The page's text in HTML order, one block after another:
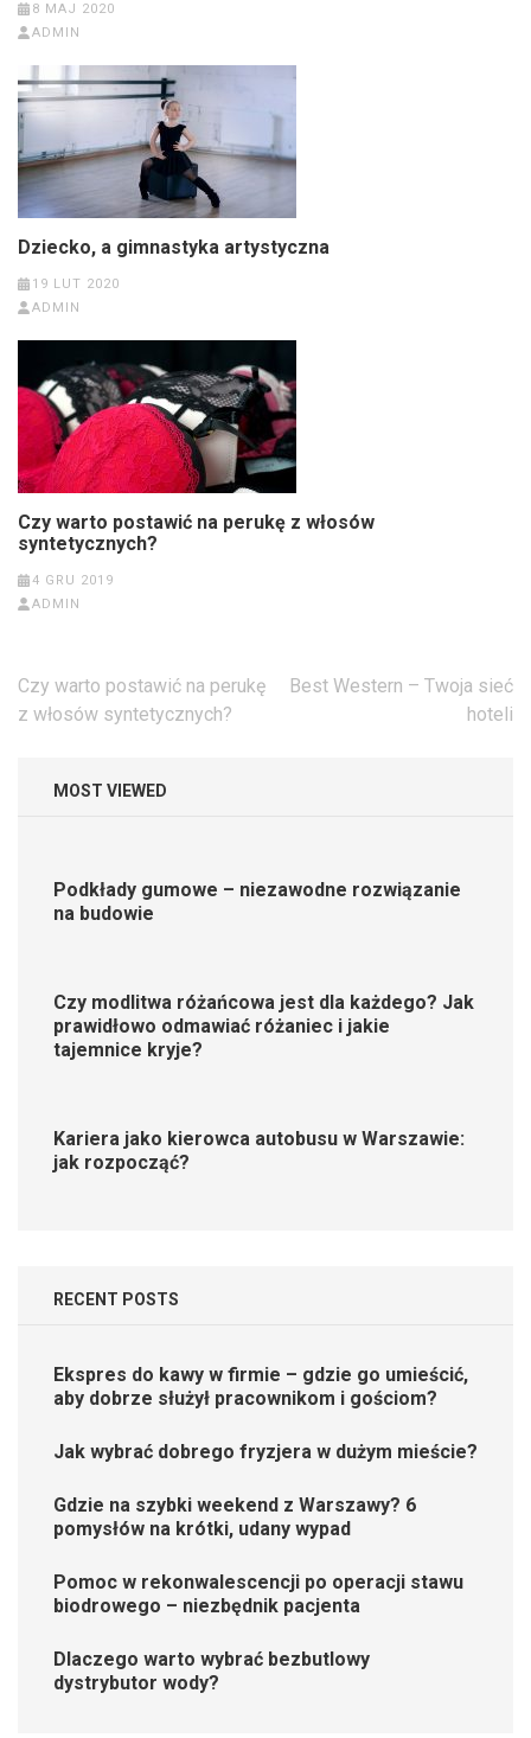
8 MAJ 2020
ADMIN
Dziecko, a gimnastyka artystyczna
19 LUT 2020
ADMIN
Czy warto postawić na perukę z włosów
syntetycznych?
4 GRU 2019
ADMIN
Nawigacja
wpisu
Czy warto postawić na perukę
z włosów syntetycznych?
Best Western – Twoja sieć
hoteli
MOST VIEWED
Podkłady gumowe – niezawodne rozwiązanie
na budowie
Czy modlitwa różańcowa jest dla każdego? Jak
prawidłowo odmawiać różaniec i jakie
tajemnice kryje?
Kariera jako kierowca autobusu w Warszawie:
jak rozpocząć?
RECENT POSTS
Ekspres do kawy w firmie – gdzie go umieścić,
aby dobrze służył pracownikom i gościom?
Jak wybrać dobrego fryzjera w dużym mieście?
Gdzie na szybki weekend z Warszawy? 6
pomysłów na krótki, udany wypad
Pomoc w rekonwalescencji po operacji stawu
biodrowego – niezbędnik pacjenta
Dlaczego warto wybrać bezbutlowy
dystrybutor wody?